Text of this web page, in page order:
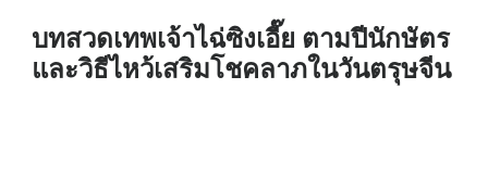
บทสวดเทพเจ้าไฉ่ซิงเอี๊ย ตามปีนักษัตร
และวิธีไหว้เสริมโชคลาภในวันตรุษจีน